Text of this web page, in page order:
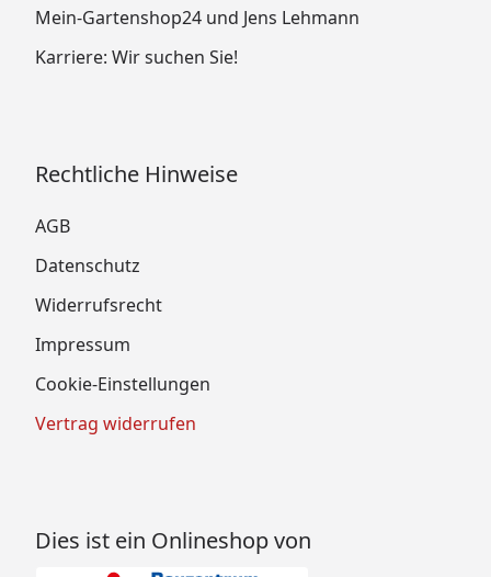
Mein-Gartenshop24 und Jens Lehmann
Karriere: Wir suchen Sie!
Rechtliche Hinweise
AGB
Datenschutz
Widerrufsrecht
Impressum
Cookie-Einstellungen
Vertrag widerrufen
Dies ist ein Onlineshop von